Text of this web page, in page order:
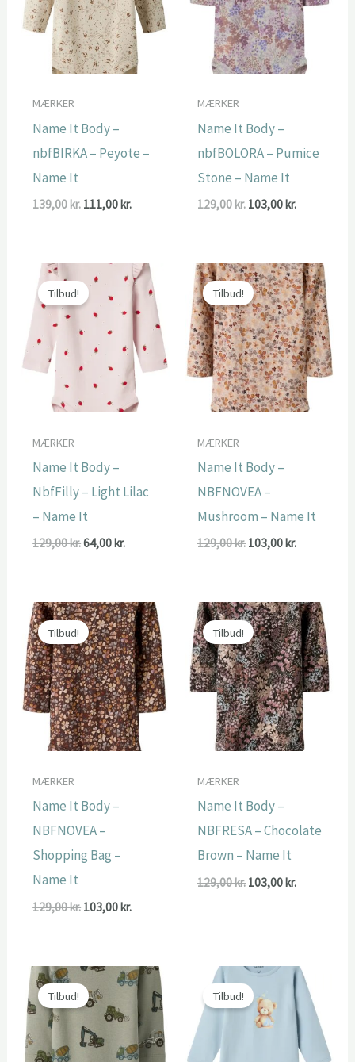
MÆRKER
Name It Body –
nbfBIRKA – Peyote –
Name It
139,00kr. Den
139,00 kr..
111,00kr.Den
111,00 kr..
MÆRKER
Name It Body –
nbfBOLORA – Pumice
Stone – Name It
129,00kr. Den
129,00 kr..
103,00kr.Den
103,00 kr..
Tilbud!
MÆRKER
Name It Body –
NbfFilly – Light Lilac
– Name It
129,00kr.Den
129,00 kr..
64,00 kr.Den
64,00 kr..
Tilbud!
MÆRKER
Name It Body –
NBFNOVEA –
Mushroom – Name It
129,00kr. Den
129,00 kr..
103,00 kr.Den
103,00 kr..
Tilbud!
MÆRKER
Name It Body –
NBFNOVEA –
Shopping Bag –
Name It
129,00kr. Den
129,00 kr..
103,00kr.Den
103,00 kr..
Tilbud!
MÆRKER
Name It Body –
NBFRESA – Chocolate
Brown – Name It
129,00kr. Den
103,00kr.Den
Tilbud! Tilbud!